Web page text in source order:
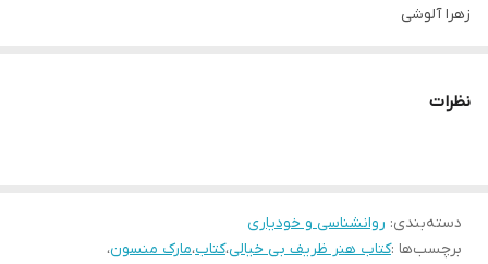
زهرا آلوشی
ناشر
رقعی
نظرات
دسته‌بندی: روانشناسی و خودیاری
برچسب‌ها :کتاب هنر ظریف بی خیالی،کتاب،مارک منسون،